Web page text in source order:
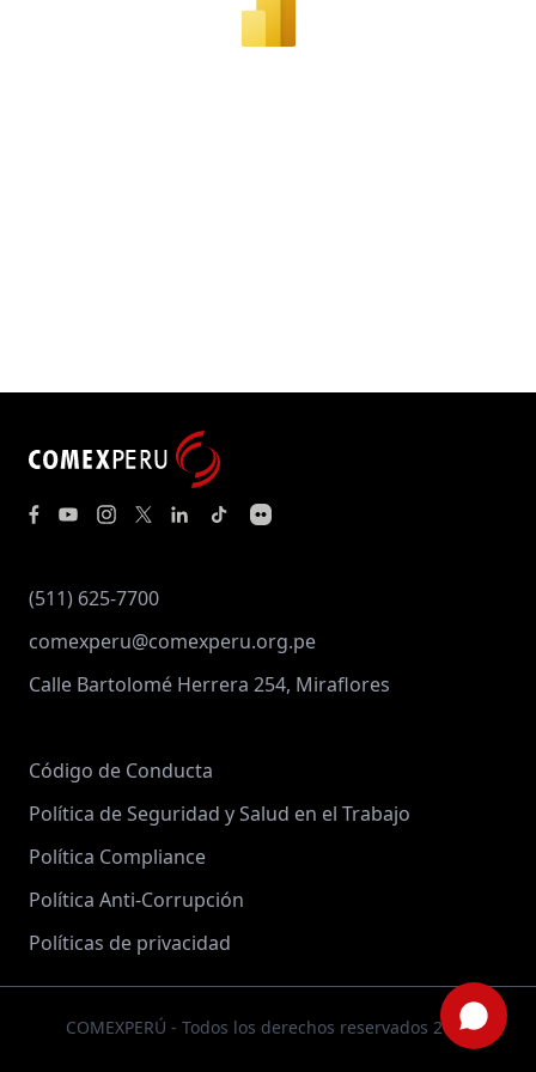
(511) 625-7700
comexperu@comexperu.org.pe
Calle Bartolomé Herrera 254, Miraflores
Código de Conducta
Política de Seguridad y Salud en el Trabajo
Política Compliance
Política Anti-Corrupción
Políticas de privacidad
COMEXPERÚ - Todos los derechos reservados 2026